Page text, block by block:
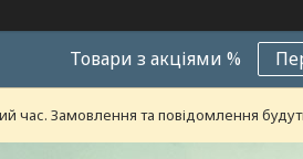
Товари з акціями %
час. Замовлення та повідомлення